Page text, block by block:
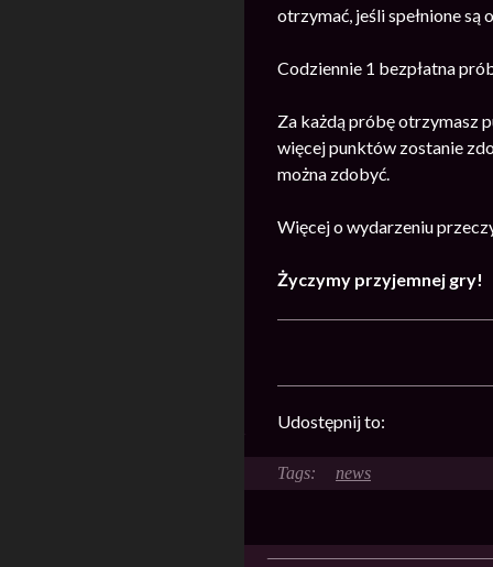
otrzymać, jeśli spełnione są
Codziennie 1 bezpłatna
Za każdą próbę otrzymasz
więcej punktów zostanie
można zdobyć.
Więcej o wydarzeniu
Życzymy przyjemnej gry!
Udostępnij to:
news